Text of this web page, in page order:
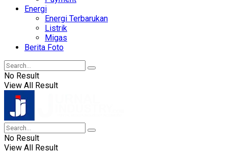
Energi
Energi Terbarukan
Listrik
Migas
Berita Foto
No Result
View All Result
No Result
View All Result